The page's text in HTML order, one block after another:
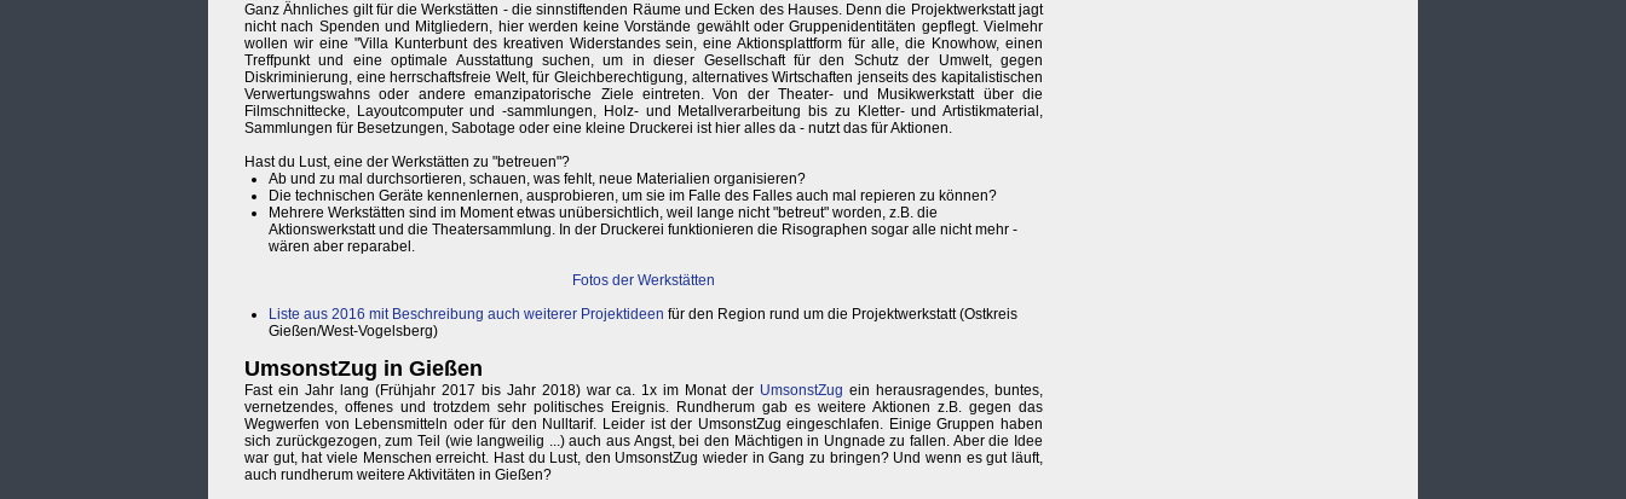
Ganz Ähnliches gilt für die Werkstätten - die sinnstiftenden Räume und Ecken des Hauses. Denn die Projektwerkstatt jagt
nicht nach Spenden und Mitgliedern, hier werden keine Vorstände gewählt oder Gruppenidentitäten gepflegt. Vielmehr
wollen wir eine "Villa Kunterbunt des kreativen Widerstandes sein, eine Aktionsplattform für alle, die Knowhow, einen
Treffpunkt und eine optimale Ausstattung suchen, um in dieser Gesellschaft für den Schutz der Umwelt, gegen
Diskriminierung, eine herrschaftsfreie Welt, für Gleichberechtigung, alternatives Wirtschaften jenseits des kapitalistischen
Verwertungswahns oder andere emanzipatorische Ziele eintreten. Von der Theater- und Musikwerkstatt über die
Filmschnittecke, Layoutcomputer und -sammlungen, Holz- und Metallverarbeitung bis zu Kletter- und Artistikmaterial,
Sammlungen für Besetzungen, Sabotage oder eine kleine Druckerei ist hier alles da - nutzt das für Aktionen.
Hast du Lust, eine der Werkstätten zu "betreuen"?
Ab und zu mal durchsortieren, schauen, was fehlt, neue Materialien organisieren?
Die technischen Geräte kennenlernen, ausprobieren, um sie im Falle des Falles auch mal repieren zu können?
Mehrere Werkstätten sind im Moment etwas unübersichtlich, weil lange nicht "betreut" worden, z.B. die
Aktionswerkstatt und die Theatersammlung. In der Druckerei funktionieren die Risographen sogar alle nicht mehr -
wären aber reparabel.
Fotos der Werkstätten
Liste aus 2016 mit Beschreibung auch weiterer Projektideen für den Region rund um die Projektwerkstatt (Ostkreis
Gießen/West-Vogelsberg)
UmsonstZug in Gießen
Fast ein Jahr lang (Frühjahr 2017 bis Jahr 2018) war ca. 1x im Monat der UmsonstZug ein herausragendes, buntes,
vernetzendes, offenes und trotzdem sehr politisches Ereignis. Rundherum gab es weitere Aktionen z.B. gegen das
Wegwerfen von Lebensmitteln oder für den Nulltarif. Leider ist der UmsonstZug eingeschlafen. Einige Gruppen haben
sich zurückgezogen, zum Teil (wie langweilig ...) auch aus Angst, bei den Mächtigen in Ungnade zu fallen. Aber die Idee
war gut, hat viele Menschen erreicht. Hast du Lust, den UmsonstZug wieder in Gang zu bringen? Und wenn es gut läuft,
auch rundherum weitere Aktivitäten in Gießen?